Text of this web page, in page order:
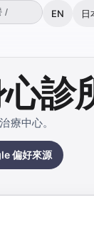
鬱、焦慮、失
EN 日
診
療中心。
偏好來源